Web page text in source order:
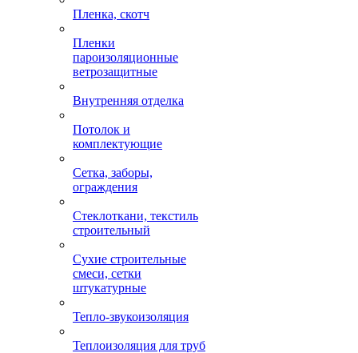
Пленка, скотч
Пленки
пароизоляционные
ветрозащитные
Внутренняя отделка
Потолок и
комплектующие
Сетка, заборы,
ограждения
Стеклоткани, текстиль
строительный
Сухие строительные
смеси, сетки
штукатурные
Тепло-звукоизоляция
Теплоизоляция для труб